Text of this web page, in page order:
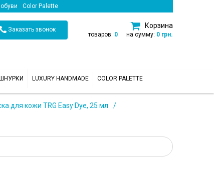
Color Palette
Заказать звонок
Корзина
товаров: 0 на сумму: 0 грн.
ШНУРКИ LUXURY HANDMADE COLOR PALETTE
для кожи TRG Easy Dye, 25 мл